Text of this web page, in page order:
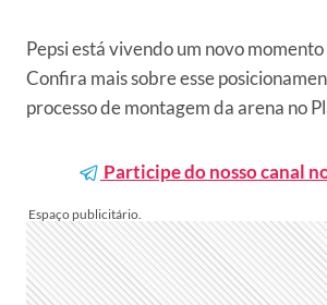
Pepsi está vivendo um novo
Confira mais sobre esse
processo de montagem da arena no
Participe do nosso canal